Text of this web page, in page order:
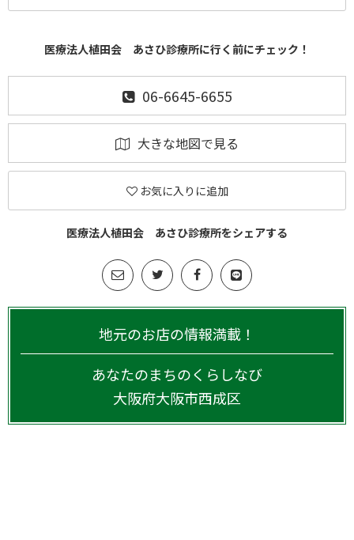
医療法人植田会 あさひ診療所に行く前にチェック！
06-6645-6655
大きな地図で見る
お気に入りに追加
医療法人植田会 あさひ診療所をシェアする
地元のお店の情報満載！
あなたのまちのくらしなび
大阪府大阪市西成区